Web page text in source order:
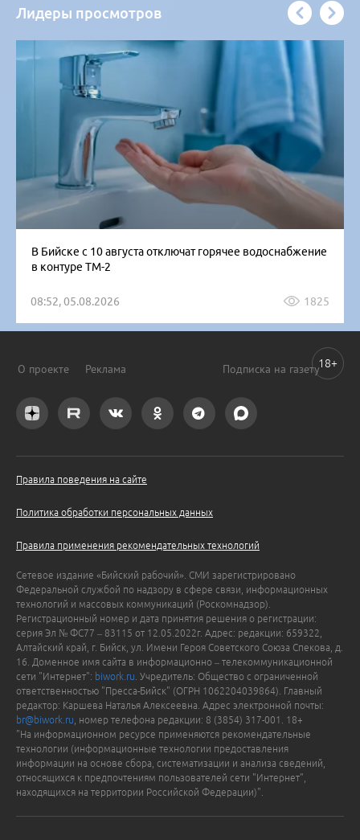
Лидеры просмотров
В Бийске с 10 августа отключат горячее водоснабжение
в контуре ТМ-2
08:52, 05.08.2026 1825
О проекте Реклама Подписка на газету
Правила поведения на сайте
Политика обработки персональных данных
Правила применения рекомендательных технологий
Сетевое издание «Бийский рабочий». СМИ зарегистрировано
Федеральной службой по надзору в сфере связи, информационных
технологий и массовых коммуникаций (Роскомнадзор).
Регистрационный номер и дата принятия решения о регистрации:
серия Эл № ФС77 – 83115 от 12.05.2022г. Адрес: редакции: 659322,
Алтайский край, г. Бийск, ул. Имени Героя Советского Союза Спекова, д.
16. Доменное имя сайта в информационно – телекоммуникационной
сети "Интернет": biwork.ru . Учредитель: Общество с ограниченной
ответственностью "Пресса-Бийск" (ОГРН 1062204039864). Главный
редактор: Каршева Наталья Алексеевна. Адрес электронной почты:
br@biwork.ru , номер телефона редакции: 8 (3854) 317-001. 18+
"На информационном ресурсе применяются рекомендательные
технологии (информационные технологии предоставления
информации на основе сбора, систематизации и анализа сведений,
относящихся к предпочтениям пользователей сети "Интернет",
находящихся на территории Российской Федерации)".
18+